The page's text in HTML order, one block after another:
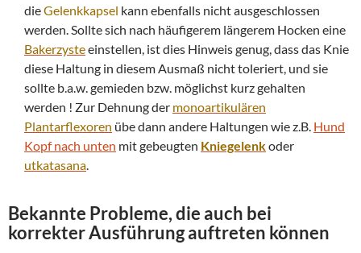
dieGelenkkapsel kann ebenfalls nicht ausgeschlossen
werden. Sollte sich nach häufigerem längerem Hocken eine
Bakerzysteeinstellen, ist dies Hinweis genug, dass das Knie
diese Haltung in diesem Ausmaß nicht toleriert, und sie
sollte b.a.w. gemieden bzw. möglichst kurz gehalten
werden ! Zur Dehnung der monoartikulären
Plantarflexoren übe dann andere Haltungen wie z.B. Hund
Kopf nach unten mit gebeugten Kniegelenkoder
utkatasana.
Bekannte Probleme, die auch bei
korrekter Ausführung auftreten können